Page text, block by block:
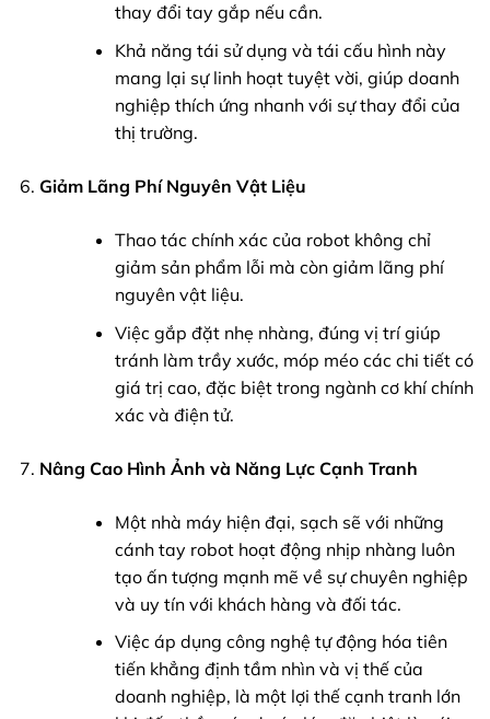
thay đổi tay gắp nếu cần.
Khả năng tái sử dụng và tái cấu hình này
mang lại sự linh hoạt tuyệt vời, giúp doanh
nghiệp thích ứng nhanh với sự thay đổi của
thị trường.
Giảm Lãng Phí Nguyên Vật Liệu
Thao tác chính xác của robot không chỉ
giảm sản phẩm lỗi mà còn giảm lãng phí
nguyên vật liệu.
Việc gắp đặt nhẹ nhàng, đúng vị trí giúp
tránh làm trầy xước, móp méo các chi tiết có
giá trị cao, đặc biệt trong ngành cơ khí chính
xác và điện tử.
Nâng Cao Hình Ảnh và Năng Lực Cạnh Tranh
Một nhà máy hiện đại, sạch sẽ với những
cánh tay robot hoạt động nhịp nhàng luôn
tạo ấn tượng mạnh mẽ về sự chuyên nghiệp
và uy tín với khách hàng và đối tác.
Việc áp dụng công nghệ tự động hóa tiên
tiến khẳng định tầm nhìn và vị thế của
doanh nghiệp, là một lợi thế cạnh tranh lớn